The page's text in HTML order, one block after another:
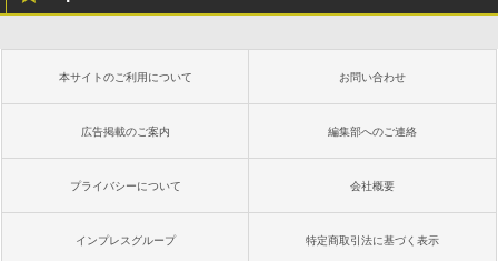
本サイトのご利用について お問い合わせ
広告掲載のご案内 編集部へのご連絡
プライバシーについて 会社概要
インプレスグループ 特定商取引法に基づく表示